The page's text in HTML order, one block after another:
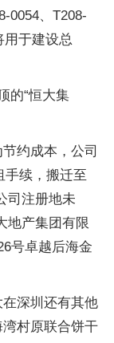
0054、T208-
用于建设总
的“恒大集
约成本，公司
手续，搬迁至
司注册地未
地产集团有限
号卓越后海金
深圳还有其他
村原联合饼干